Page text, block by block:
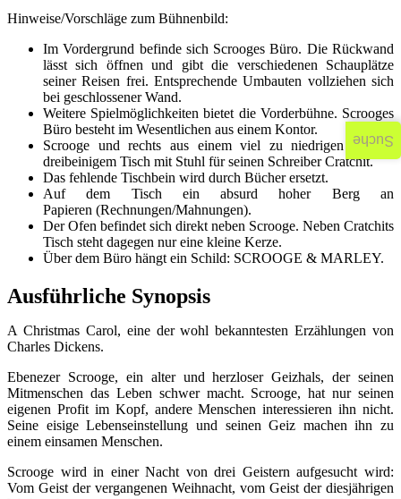
Hinweise/Vorschläge zum Bühnenbild:
Im Vordergrund befinde sich Scrooges Büro. Die Rückwand
lässt sich öffnen und gibt die verschiedenen Schauplätze
seiner Reisen frei. Entsprechende Umbauten vollziehen sich
bei geschlossener Wand.
Weitere Spielmöglichkeiten bietet die Vorderbühne. Scrooges
Büro besteht im Wesentlichen aus einem Kontor.
Scrooge und rechts aus einem viel zu niedrigen kleinen
dreibeinigem Tisch mit Stuhl für seinen Schreiber Cratchit.
Das fehlende Tischbein wird durch Bücher ersetzt.
Auf dem Tisch ein absurd hoher Berg an
Papieren (Rechnungen/Mahnungen).
Der Ofen befindet sich direkt neben Scrooge. Neben Cratchits
Tisch steht dagegen nur eine kleine Kerze.
Über dem Büro hängt ein Schild: SCROOGE & MARLEY.
Ausführliche Synopsis
A Christmas Carol, eine der wohl bekanntesten Erzählungen von
Charles Dickens.
Ebenezer Scrooge, ein alter und herzloser Geizhals, der seinen
Mitmenschen das Leben schwer macht. Scrooge, hat nur seinen
eigenen Profit im Kopf, andere Menschen interessieren ihn nicht.
Seine eisige Lebenseinstellung und seinen Geiz machen ihn zu
einem einsamen Menschen.
Scrooge wird in einer Nacht von drei Geistern aufgesucht wird:
Vom Geist der vergangenen Weihnacht, vom Geist der diesjährigen
Suche